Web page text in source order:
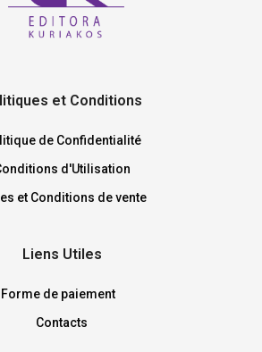
et Conditions
de Confidentialité
d'Utilisation
et Conditions de vente
Liens Utiles
Forme de paiement
Contacts